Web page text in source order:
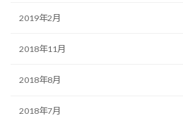
2019年2月
2018年11月
2018年8月
2018年7月